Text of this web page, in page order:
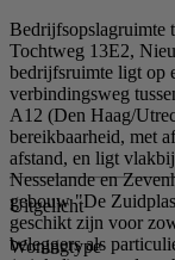
Bedrijfsopslagruimte
Tochtweg 13E2,
bedrijfsruimte ligt op
verbindingsweg
A12 (Den Haag/
bereikbaarheid, met
afstand, en ligt
Nesselande en
gebouw "De
geschikt zijn voor
beleggers als
Uitgelicht
Woningtype